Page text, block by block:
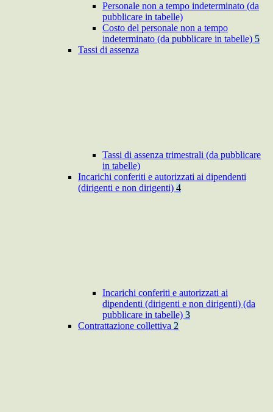
Personale non a tempo indeterminato (da
pubblicare in tabelle)
Costo del personale non a tempo
indeterminato (da pubblicare in tabelle) 5
Tassi di assenza
Tassi di assenza trimestrali (da pubblicare
in tabelle)
Incarichi conferiti e autorizzati ai dipendenti
(dirigenti e non dirigenti) 4
Incarichi conferiti e autorizzati ai
dipendenti (dirigenti e non dirigenti) (da
pubblicare in tabelle) 3
Contrattazione collettiva 2